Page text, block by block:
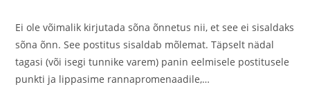
Ei ole võimalik kirjutada sõna õnnetus nii, et see ei sisaldaks
sõna õnn. See postitus sisaldab mõlemat. Täpselt nädal
tagasi (või isegi tunnike varem) panin eelmisele postitusele
punkti ja lippasime rannapromenaadile,…